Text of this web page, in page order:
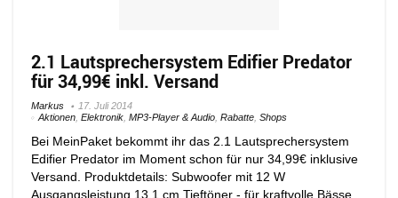
2.1 Lautsprechersystem Edifier Predator
für 34,99€ inkl. Versand
Markus
17. Juli 2014
Aktionen Elektronik MP3-Player & Audio Rabatte Shops
Bei MeinPaket bekommt ihr das 2.1 Lautsprechersystem
Edifier Predator im Moment schon für nur 34,99€ inklusive
Versand. Produktdetails: Subwoofer mit 12 W
Ausgangsleistung 13,1 cm Tieftöner - für kraftvolle Bässe